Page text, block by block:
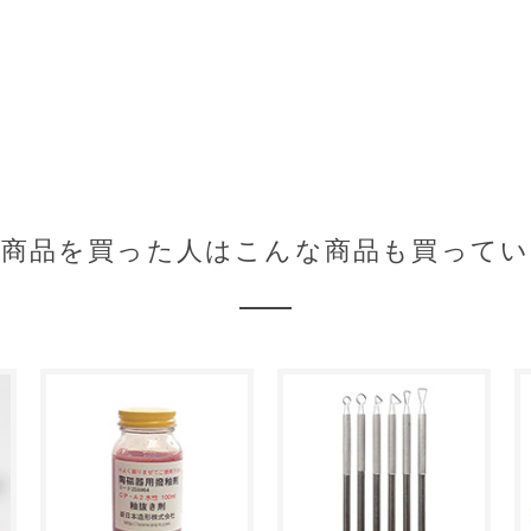
品を買った人はこんな商品も買って